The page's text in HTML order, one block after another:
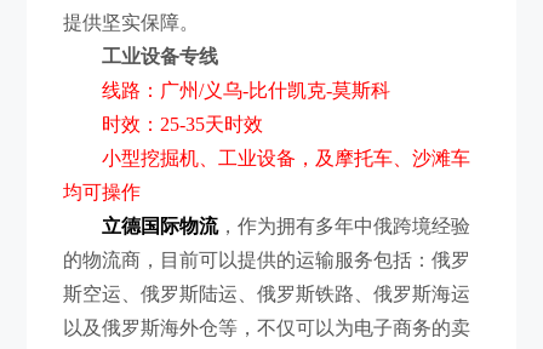
提供坚实保障。
工业设备专线
线路：广州/义乌-比什凯克-莫斯科
时效：25-35天时效
小型挖掘机、工业设备，及摩托车、沙滩车
均可操作
立德国际物流，作为拥有多年中俄跨境经验
的物流商，目前可以提供的运输服务包括：俄罗
斯空运、俄罗斯陆运、俄罗斯铁路、俄罗斯海运
以及俄罗斯海外仓等，不仅可以为电子商务的卖